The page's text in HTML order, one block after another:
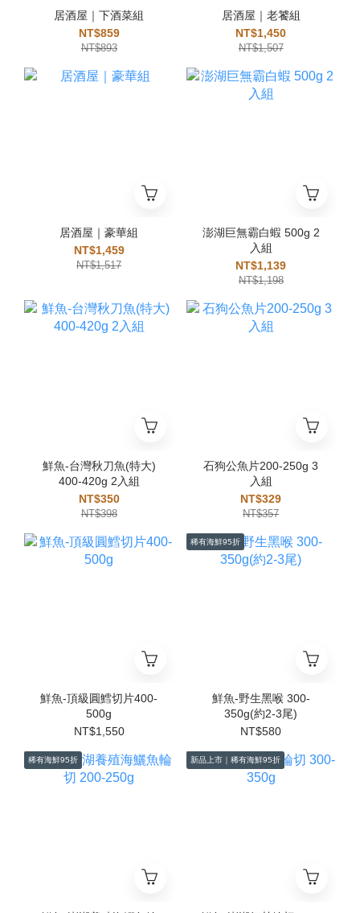
居酒屋｜下酒菜組
NT$859
NT$893
居酒屋｜老饕組
NT$1,450
NT$1,507
居酒屋｜豪華組
NT$1,459
NT$1,517
澎湖巨無霸白蝦 500g 2
入組
NT$1,139
NT$1,198
鮮魚-台灣秋刀魚(特大)
400-420g 2入組
NT$350
NT$398
石狗公魚片200-250g 3
入組
NT$329
NT$357
鮮魚-頂級圓鱈切片400-
500g
NT$1,550
稀有海鮮95折
鮮魚-野生黑喉 300-
350g(約2-3尾)
NT$580
稀有海鮮95折 新品上市｜稀有海鮮95折